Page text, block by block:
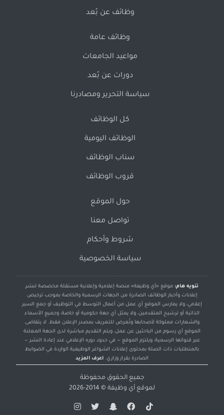
وظائف عن بُعد
وظائف عامة
مواعيد الجامعات
دورات عن بُعد
سياسة التحرير ومصادرنا
كل الوظائف
الوظائف اليومية
سناب الوظائف
قروب الوظائف
حول الموقع
تواصل معنا
شروط وأحكام
سياسة الخصوصية
تنويه هام: موقع «أي وظيفة» منصة إعلامية وإعلانية مستقلة مخصصة لنشر
إعلانات وأخبار الوظائف الصادرة من الجهات الرسمية والخاصة بموجب ترخيص
إعلامي، ولا يمارس الموقع أي عمل من أعمال التوسط في التوظيف أو جمع السير
الذاتية أو ترشيح المتقدمين، ولا يمثل أي جهة حكومية أو خاصة، وجميع الأسماء
والشعارات مملوكة لأصحابها وتُعرض للتعريف بمصدر الإعلان فقط. لا يتقاضى
الموقع أي رسوم من الباحثين عن عمل، ويتم التقديم مباشرة لدى الجهة المعلنة
عبر قنواتها الرسمية، ويلتزم الموقع — في حدود دوره الإعلامي عند إعادة النشر —
بالمتطلبات ذات الصلة بمحتوى إعلانات الشواغر الوظيفية الواردة في الضوابط
الصادرة بقرار وزاري. اعرف المزيد
جميع الحقوق محفوظة
لموقع أي وظيفة © 2014-2026